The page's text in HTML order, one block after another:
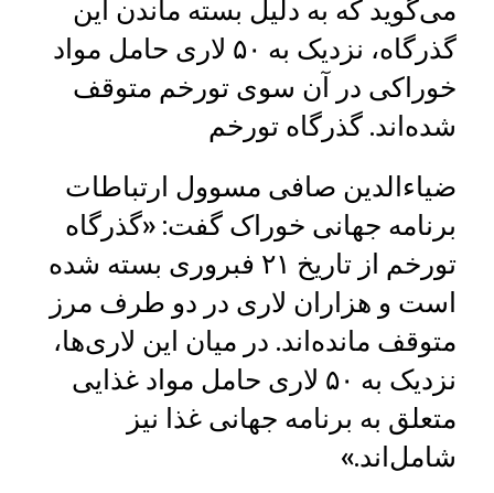
می‌گوید که به دلیل بسته ماندن این
گذرگاه، نزدیک به ۵۰ لاری حامل مواد
خوراکی در آن سوی تورخم متوقف
شده‌اند. گذرگاه تورخم
ضیاءالدین صافی مسوول ارتباطات
برنامه جهانی خوراک گفت: «گذرگاه
تورخم از تاریخ ۲۱ فبروری بسته شده
است و هزاران لاری در دو طرف مرز
متوقف مانده‌اند. در میان این لاری‌ها،
نزدیک به ۵۰ لاری حامل مواد غذایی
متعلق به برنامه جهانی غذا نیز
شامل‌اند.»